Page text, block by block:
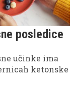
posledice
učinke ima
ketonske